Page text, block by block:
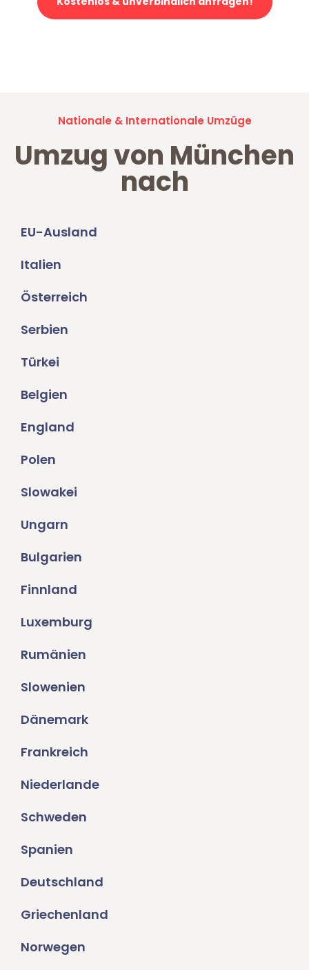
Nationale & Internationale Umzüge
Umzug von München
nach
EU-Ausland
Italien
Österreich
Serbien
Türkei
Belgien
England
Polen
Slowakei
Ungarn
Bulgarien
Finnland
Luxemburg
Rumänien
Slowenien
Dänemark
Frankreich
Niederlande
Schweden
Spanien
Deutschland
Griechenland
Norwegen